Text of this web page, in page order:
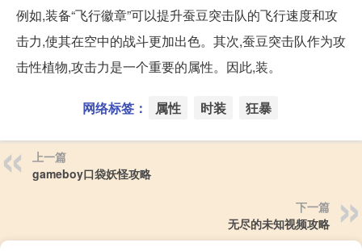
例如,装备“飞行徽章”可以提升蚕豆突击队的飞行速度和攻
击力,使其在空中的战斗更加出色。其次,蚕豆突击队作为攻
击性植物,攻击力是一个重要的属性。因此,装。
网络标签： 属性 时装 狂暴
上一篇
gameboy口袋妖怪攻略
下一篇
无尽的未知视频攻略